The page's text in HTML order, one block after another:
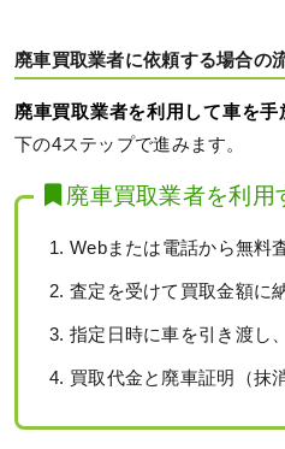
廃車買取業者に依頼する場合の
廃車買取業者を利用して車を手
下の4ステップで進みます。
廃車買取業者を利用
Webまたは電話から無料
査定を受けて買取金額に
指定日時に車を引き渡し
買取代金と廃車証明（抹